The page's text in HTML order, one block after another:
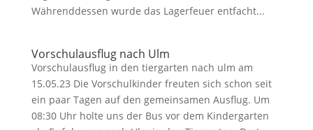
Währenddessen wurde das Lagerfeuer entfacht...
Vorschulausflug nach Ulm
Vorschulausflug in den tiergarten nach ulm am
15.05.23 Die Vorschulkinder freuten sich schon seit
ein paar Tagen auf den gemeinsamen Ausflug. Um
08:30 Uhr holte uns der Bus vor dem Kindergarten